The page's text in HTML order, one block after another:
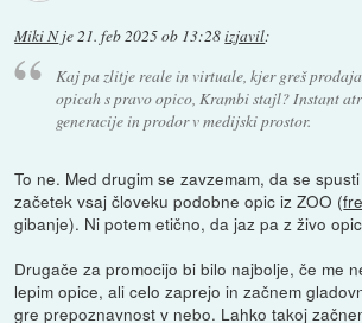
Miki Nje21. feb 2025 ob 13:28izjavil:
Kaj pa zlitje reale in virtuale, kjer greš
opicah s pravo opico, Krambi stajl? Instant
generacije in prodor v medijski prostor.
To ne. Med drugim se zavzemam, da se
začetek vsaj človeku podobne opic iz ZOO (
gibanje). Ni potem etično, da jaz pa z živo
Drugače za promocijo bi bilo najbolje, če me
lepim opice, ali celo zaprejo in začnem
gre prepoznavnost v nebo. Lahko takoj